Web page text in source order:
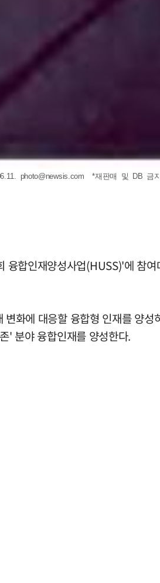
photo@newsis.com *재판매 및 DB 금
합인재양성사업(HUSS)'에 참
화에 대응할 융합형 인재를 양
' 분야 융합인재를 양성한다.